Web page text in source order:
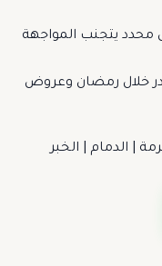
محدد يتجنب المواجهة
خلال رمضان وعروض
| الدمام | الخبر